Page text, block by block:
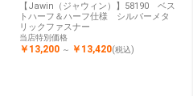
【Jawin（ジャウィン）】58190 ベス
トハーフ＆ハーフ仕様 シルバーメタ
リックファスナー
当店特別価格
￥13,200 ～ ￥13,420(税込)